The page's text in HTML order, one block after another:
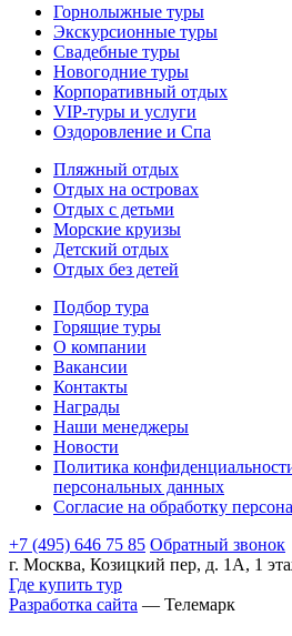
Горнолыжные туры
Экскурсионные туры
Свадебные туры
Новогодние туры
Корпоративный отдых
VIP-туры и услуги
Оздоровление и Спа
Пляжный отдых
Отдых на островах
Отдых с детьми
Морские круизы
Детский отдых
Отдых без детей
Подбор тура
Горящие туры
О компании
Вакансии
Контакты
Награды
Наши менеджеры
Новости
Политика
персональных данных
Согласие на обработку
+7 (495) 646 75 85 Обратный звонок
г. Москва, Козицкий пер, д. 1А, 1
Где купить тур
Разработка сайта — Телемарк